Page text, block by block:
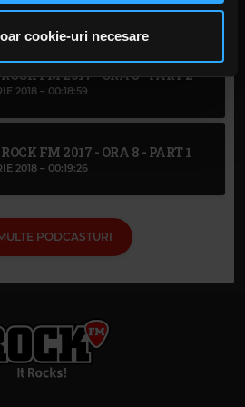
folosiți site-ul nostru. Aceștia le
oferite de dvs. sau culese
lor. În cazul în care alegeți să
ul nostru, sunteți de acord
noastre cookie.
cookie-uri necesare
2018 –00:09:34
FM 2017 - ORA 8 - PART 2
2018 – 00:18:59
FM 2017 - ORA 8 - PART 1
2018 – 00:19:26
PODCASTURI